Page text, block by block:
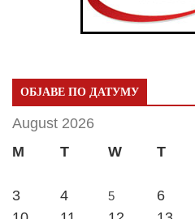
ОБЈАВЕ ПО ДАТУМУ
August 2026
M
T W T
3
4 5 6